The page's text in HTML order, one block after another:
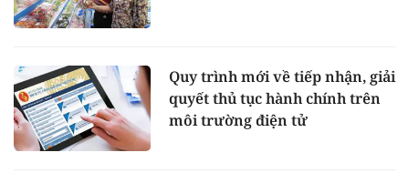
Quy trình mới về tiếp nhận, giải
quyết thủ tục hành chính trên
môi trường điện tử